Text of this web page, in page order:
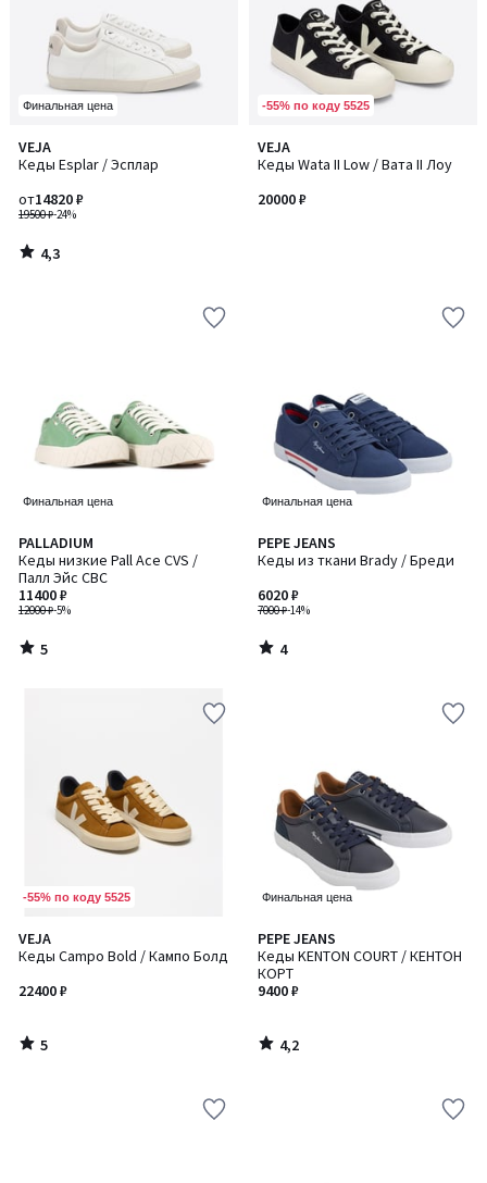
Финальная цена
VEJA
Кеды Esplar / Эсплар
19500 ₽-24%
от14820 ₽
4,3
/ 5
4,3
/
-55% по коду 5525
VEJA
Кеды Wata II Low / Вата II Лоу
20000 ₽
Финальная цена
PALLADIUM
Кеды низкие Pall Ace CVS /
Палл Эйс СВС
12000 ₽-5%
11400 ₽
5
/
5
5
/
Финальная цена
PEPE JEANS
Кеды из ткани Brady / Бреди
7000 ₽-14%
6020 ₽
4
/
4
/
-55% по коду 5525
VEJA
Кеды Campo Bold / Кампо Болд
22400 ₽
5
/
5
/
Финальная цена
PEPE JEANS
Кеды KENTON COURT / КЕНТОН
КОРТ
9400 ₽
4,2
/ 5
4,2
/